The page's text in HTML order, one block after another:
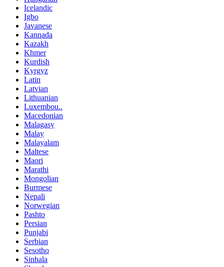
Icelandic
Igbo
Javanese
Kannada
Kazakh
Khmer
Kurdish
Kyrgyz
Latin
Latvian
Lithuanian
Luxembou..
Macedonian
Malagasy
Malay
Malayalam
Maltese
Maori
Marathi
Mongolian
Burmese
Nepali
Norwegian
Pashto
Persian
Punjabi
Serbian
Sesotho
Sinhala